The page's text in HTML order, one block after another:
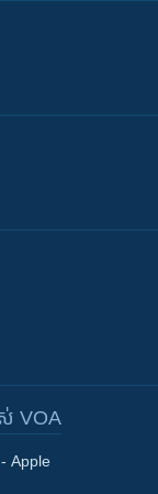
VOA
Apple